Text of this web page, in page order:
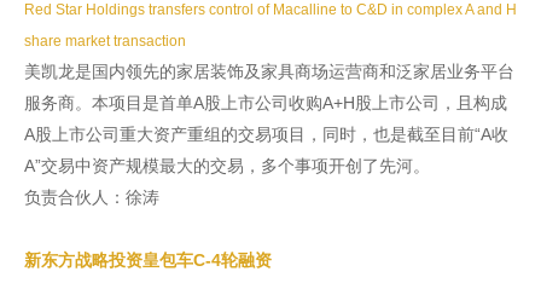
Red Star Holdings transfers control of Macalline to C&D in complex A and H
share market transaction
美凯龙是国内领先的家居装饰及家具商场运营商和泛家居业务平台
服务商。本项目是首单A股上市公司收购A+H股上市公司，且构成
A股上市公司重大资产重组的交易项目，同时，也是截至目前“A收
A”交易中资产规模最大的交易，多个事项开创了先河。
负责合伙人：徐涛
新东方战略投资皇包车C-4轮融资